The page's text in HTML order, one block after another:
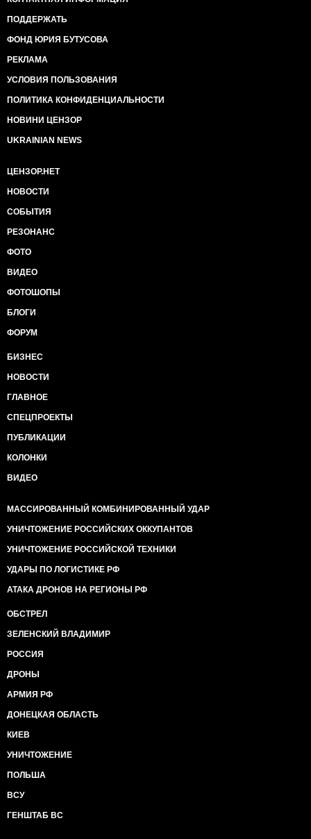
ПОДДЕРЖАТЬ
ФОНД ЮРИЯ БУТУСОВА
РЕКЛАМА
УСЛОВИЯ ПОЛЬЗОВАНИЯ
ПОЛИТИКА КОНФИДЕНЦИАЛЬНОСТИ
НОВИНИ ЦЕНЗОР
UKRAINIAN NEWS
ЦЕНЗОР.НЕТ
НОВОСТИ
СОБЫТИЯ
РЕЗОНАНС
ФОТО
ВИДЕО
ФОТОШОПЫ
БЛОГИ
ФОРУМ
БИЗНЕС
НОВОСТИ
ГЛАВНОЕ
СПЕЦПРОЕКТЫ
ПУБЛИКАЦИИ
КОЛОНКИ
ВИДЕО
МАССИРОВАННЫЙ КОМБИНИРОВАННЫЙ УДАР
УНИЧТОЖЕНИЕ РОССИЙСКИХ ОККУПАНТОВ
УНИЧТОЖЕНИЕ РОССИЙСКОЙ ТЕХНИКИ
УДАРЫ ПО ЛОГИСТИКЕ РФ
АТАКА ДРОНОВ НА РЕГИОНЫ РФ
ОБСТРЕЛ
ЗЕЛЕНСКИЙ ВЛАДИМИР
РОССИЯ
ДРОНЫ
АРМИЯ РФ
ДОНЕЦКАЯ ОБЛАСТЬ
КИЕВ
УНИЧТОЖЕНИЕ
ПОЛЬША
ВСУ
ГЕНШТАБ ВС